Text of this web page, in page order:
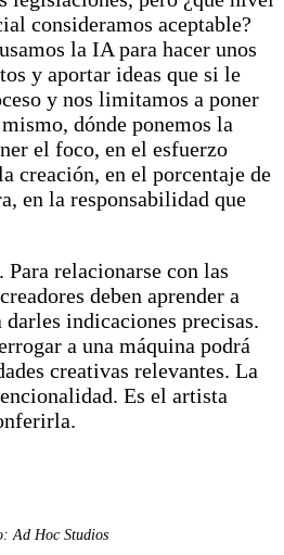
consideramos aceptable?
la IA para hacer unos
y aportar ideas que si le
y nos limitamos a poner
dónde ponemos la
el foco, en el esfuerzo
creación, en el porcentaje de
en la responsabilidad que
. Para relacionarse con las
deben aprender a
darles indicaciones precisas.
a una máquina podrá
creativas relevantes. La
Es el artista
Ad Hoc Studios